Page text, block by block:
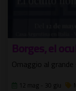
Borges, el
Omaggio al
12 mag - 30 giu